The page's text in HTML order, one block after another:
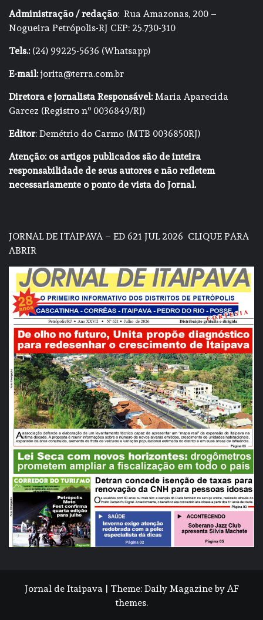
Administração / redação: Rua Amazonas, 200 –
Nogueira Petrópolis-RJ CEP: 25.730-310
Tels.:(24) 99225-5636 (Whatsapp)
E-mail:jorita@terra.com.br
Diretora e jornalista Responsável:Maria Aparecida
Garcez (Registro nº 0036849/RJ)
Editor: Demétrio do Carmo (MTB 0036850RJ)
Atenção: os artigos publicados são de inteira
responsabilidade de seus autores e não refletem
necessariamente o ponto de vista do Jornal.
JORNAL DE ITAIPAVA – ED 621 JUL 2026 CLIQUE PARA
ABRIR
Jornal de Itaipava | Theme: Daily Magazineby AF
themes.